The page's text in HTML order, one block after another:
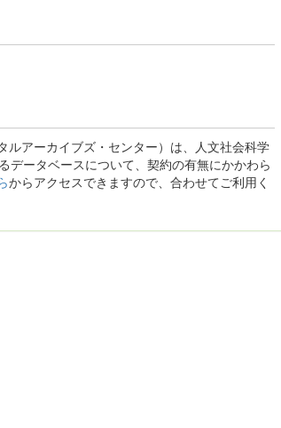
ルアーカイブズ・センター）は、人文社会科学
データベースについて、契約の有無にかかわら
からアクセスできますので、合わせてご利用く